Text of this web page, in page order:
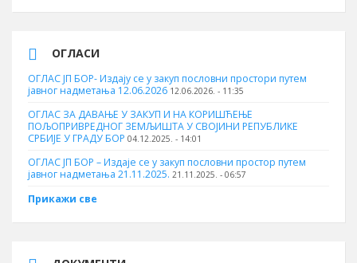
ОГЛАСИ
ОГЛАС ЈП БОР- Издају се у закуп пословни простори путем
јавног надметања 12.06.2026 12.06.2026. - 11:35
ОГЛАС ЗА ДАВАЊЕ У ЗАКУП И НА КОРИШЋЕЊЕ
ПОЉОПРИВРЕДНОГ ЗЕМЉИШТА У СВОЈИНИ РЕПУБЛИКЕ
СРБИЈЕ У ГРАДУ БОР 04.12.2025. - 14:01
ОГЛАС ЈП БОР – Издаје се у закуп пословни простор путем
јавног надметања 21.11.2025. 21.11.2025. - 06:57
Прикажи све